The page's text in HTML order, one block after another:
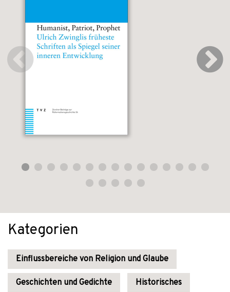
Kategorien
Einflussbereiche von Religion und Glaube
Geschichten und Gedichte Historisches